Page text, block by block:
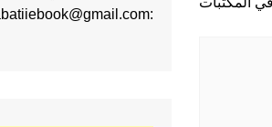
:maktabatiiebook@gmail.com